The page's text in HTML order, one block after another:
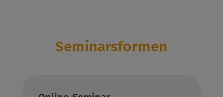
Seminarsformen